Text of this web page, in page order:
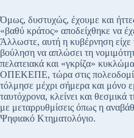
Όμως, δυστυχώς, έχουμε και
«βαθύ κράτος» αποδείχθηκε να
Άλλωστε, αυτή η κυβέρνηση είχε
βούληση να απλώσει τη
πελατειακά και «γκρίζα»
ΟΠΕΚΕΠΕ, τώρα στις
τόλμησε μέχρι σήμερα και μόνο
ταυτόχρονα, κλείνει και θεσμικά
με μεταρρυθμίσεις όπως η
Ψηφιακό Κτηματολόγιο.